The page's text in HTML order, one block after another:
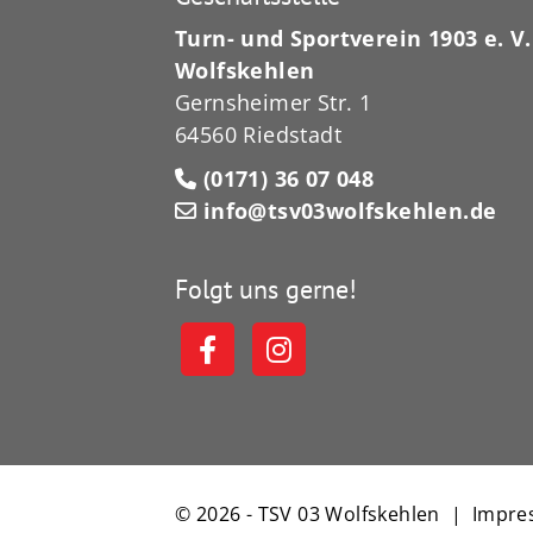
Turn- und Sportverein 1903 e. V.
Wolfskehlen
Gernsheimer Str. 1
64560 Riedstadt
(0171) 36 07 048
info@tsv03wolfskehlen.de
Folgt uns gerne!
© 2026 - TSV 03 Wolfskehlen |